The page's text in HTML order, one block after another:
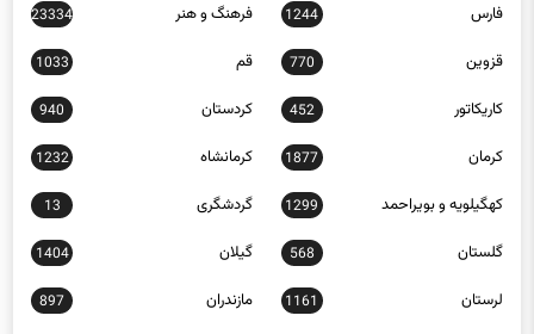
فارس 1244 فرهنگ و هنر 23334
قزوین 770 قم 1033
کاریکاتور 452 کردستان 940
کرمان 1877 کرمانشاه 1232
کهگیلویه و بویراحمد 1299 گردشگری 13
گلستان 568 گیلان 1404
لرستان 1161 مازندران 897